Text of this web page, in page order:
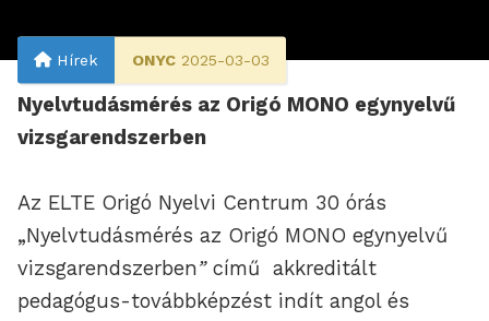
Hírek ONYC 2025-03-03
Nyelvtudásmérés az Origó MONO egynyelvű
vizsgarendszerben
Az ELTE Origó Nyelvi Centrum 30 órás
„Nyelvtudásmérés az Origó MONO egynyelvű
vizsgarendszerben”című akkreditált
pedagógus-továbbképzést indít angol és